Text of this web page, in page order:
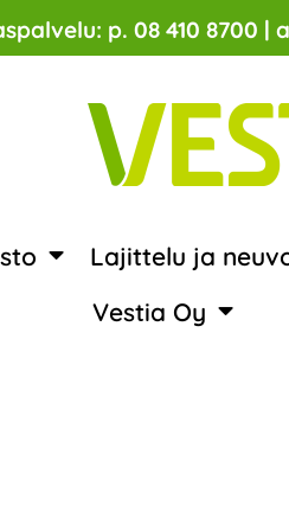
p. 08 410 8700 |
Lajittelu ja
Vestia Oy